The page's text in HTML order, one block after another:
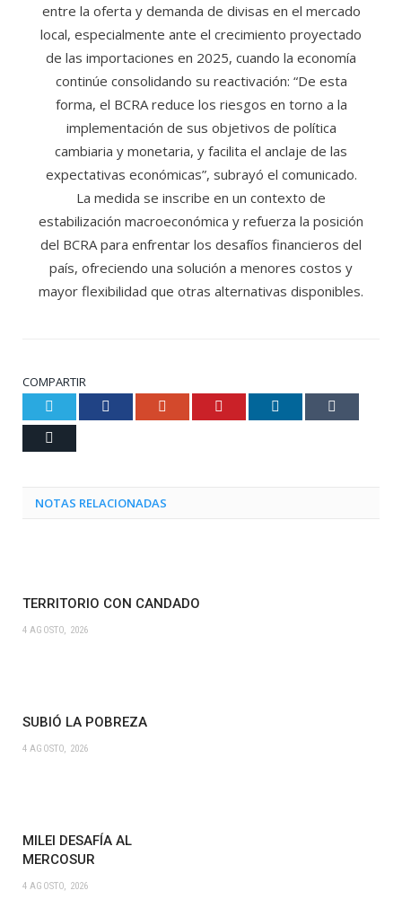
entre la oferta y demanda de divisas en el mercado
local, especialmente ante el crecimiento proyectado
de las importaciones en 2025, cuando la economía
continúe consolidando su reactivación: “De esta
forma, el BCRA reduce los riesgos en torno a la
implementación de sus objetivos de política
cambiaria y monetaria, y facilita el anclaje de las
expectativas económicas”, subrayó el comunicado.
La medida se inscribe en un contexto de
estabilización macroeconómica y refuerza la posición
del BCRA para enfrentar los desafíos financieros del
país, ofreciendo una solución a menores costos y
mayor flexibilidad que otras alternativas disponibles.
COMPARTIR
Facebook Google+ LinkedIn
NOTAS RELACIONADAS
TERRITORIO CON CANDADO
4 AGOSTO, 2026
SUBIÓ LA POBREZA
4 AGOSTO, 2026
MILEI DESAFÍA AL
MERCOSUR
4 AGOSTO, 2026